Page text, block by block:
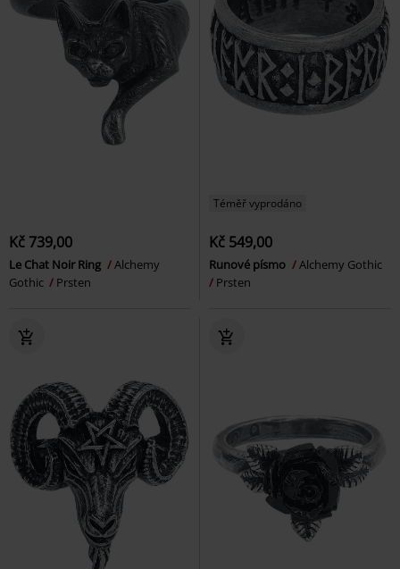
Kč 739,00
Le Chat Noir Ring
Alchemy
Gothic
Prsten
Téměř vyprodáno
Kč 549,00
Runové písmo
Alchemy Gothic
Prsten